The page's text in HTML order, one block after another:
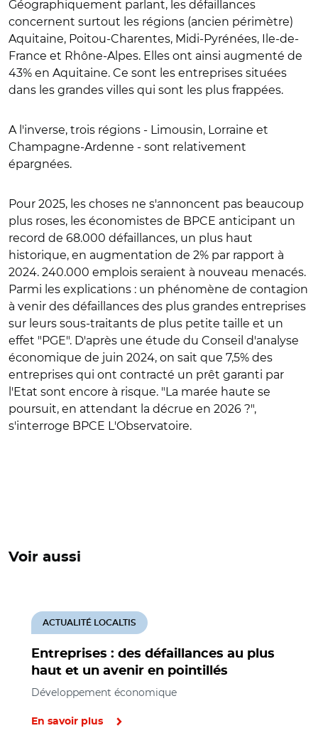
Géographiquement parlant, les défaillances
concernent surtout les régions (ancien périmètre)
Aquitaine, Poitou-Charentes, Midi-Pyrénées, Ile-de-
France et Rhône-Alpes. Elles ont ainsi augmenté de
43% en Aquitaine. Ce sont les entreprises situées
dans les grandes villes qui sont les plus frappées.
A l'inverse, trois régions - Limousin, Lorraine et
Champagne-Ardenne - sont relativement
épargnées.
Pour 2025, les choses ne s'annoncent pas beaucoup
plus roses, les économistes de BPCE anticipant un
record de 68.000 défaillances, un plus haut
historique, en augmentation de 2% par rapport à
2024. 240.000 emplois seraient à nouveau menacés.
Parmi les explications : un phénomène de contagion
à venir des défaillances des plus grandes entreprises
sur leurs sous-traitants de plus petite taille et un
effet "PGE". D'après une étude du Conseil d'analyse
économique de juin 2024, on sait que 7,5% des
entreprises qui ont contracté un prêt garanti par
l'Etat sont encore à risque. "La marée haute se
poursuit, en attendant la décrue en 2026 ?",
s'interroge BPCE L'Observatoire.
Voir aussi
Entreprises : des défaillances au plus
haut et un avenir en pointillés
ACTUALITÉ LOCALTIS
Développement économique
En savoir plus